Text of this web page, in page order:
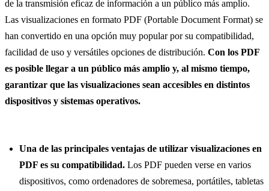
de la transmisión eficaz de información a un público más amplio.
Las visualizaciones en formato PDF (Portable Document Format) se
han convertido en una opción muy popular por su compatibilidad,
facilidad de uso y versátiles opciones de distribución. Con los PDF
es posible llegar a un público más amplio y, al mismo tiempo,
garantizar que las visualizaciones sean accesibles en distintos
dispositivos y sistemas operativos.
Una de las principales ventajas de utilizar visualizaciones en
PDF es su compatibilidad. Los PDF pueden verse en varios
dispositivos, como ordenadores de sobremesa, portátiles, tabletas